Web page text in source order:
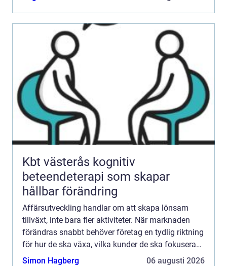
Kbt västerås kognitiv
beteendeterapi som skapar
hållbar förändring
Affärsutveckling handlar om att skapa lönsam
tillväxt, inte bara fler aktiviteter. När marknaden
förändras snabbt behöver företag en tydlig riktning
för hur de ska växa, vilka kunder de ska fokusera
p...
Simon Hagberg 06 augusti 2026